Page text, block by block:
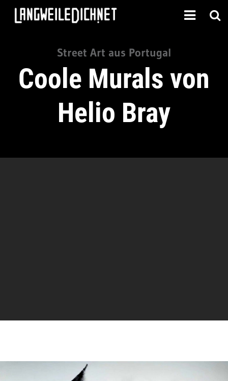
Street Art aus Portugal
Coole Murals von
Helio Bray